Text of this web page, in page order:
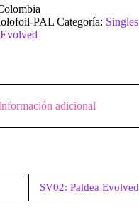
PAL Categoría: Singles
adicional
SV02: Paldea Evolved